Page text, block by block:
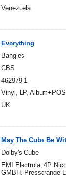
Venezuela
Everything
Bangles
CBS
462979 1
Vinyl, LP,
UK
May The Cube Be
Dolby's Cube
EMI Electrola, 4P
GMBH, Pressgrange